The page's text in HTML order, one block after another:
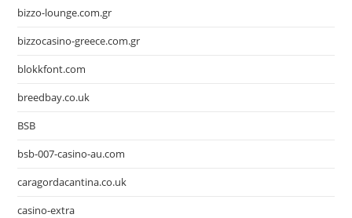
bizzo-lounge.com.gr
bizzocasino-greece.com.gr
blokkfont.com
breedbay.co.uk
BSB
bsb-007-casino-au.com
caragordacantina.co.uk
casino-extra